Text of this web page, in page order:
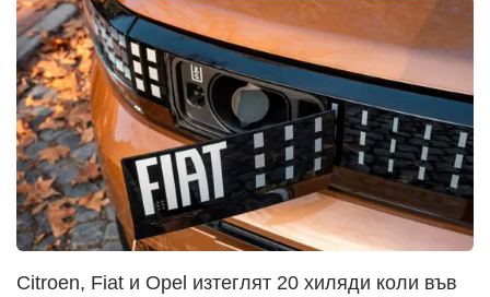
Citroen, Fiat и Opel изтеглят 20 хиляди коли във